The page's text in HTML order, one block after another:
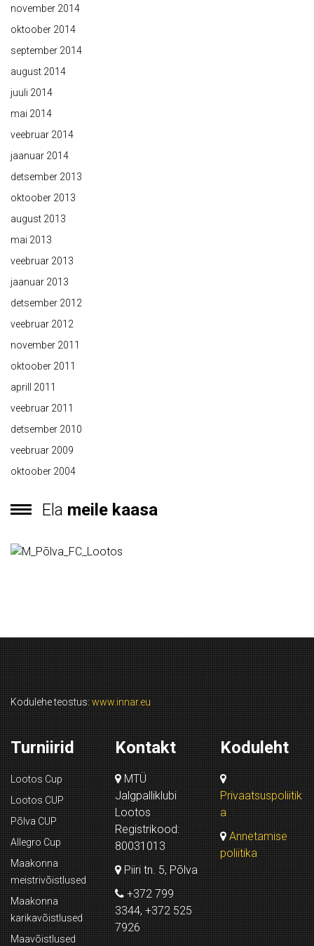
november 2014
oktoober 2014
september 2014
august 2014
juuli 2014
mai 2014
veebruar 2014
jaanuar 2014
detsember 2013
oktoober 2013
august 2013
mai 2013
veebruar 2013
jaanuar 2013
detsember 2012
veebruar 2012
november 2011
oktoober 2011
aprill 2011
veebruar 2011
detsember 2010
veebruar 2009
oktoober 2004
Ela meile kaasa
Kodulehe teostus: www.innar.eu
Turniirid
Lootos Cup
Lootos CUP
Põlva CUP
Allegro Cup
Maakonna
meistrivõistlused
Maakonna
karikavõistlused
Maavõistlused
Kontakt
MTÜ
Jalgpalliklubi
Lootos
Registrikood:
80031013
Piiri tn. 5, Põlva
+372 799
3344, +372 525
7926
Koduleht
Privaatsuspoliitik
a
Annetamise
poliitika